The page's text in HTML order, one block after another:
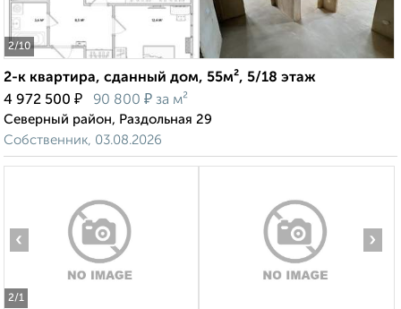
2/10
2-к квартира, сданный дом, 55м², 5/18 этаж
4 972 500 ₽ 90 800 ₽ за м²
Северный район, Раздольная 29
Собственник, 03.08.2026
2/1
‹ ›